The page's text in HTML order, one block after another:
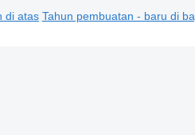
di atas Tahun pembuatan - baru di